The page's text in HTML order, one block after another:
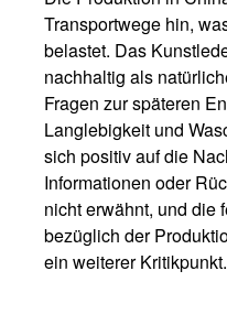
Transportwege hin,
belastet. Das
nachhaltig als
Fragen zur späteren
Langlebigkeit und
sich positiv auf die
Informationen oder
nicht erwähnt, und die
bezüglich der
ein weiterer Kritikpunkt.